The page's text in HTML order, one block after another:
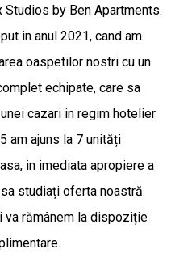
Studios by Ben Apartments.
in anul 2021, cand am
oaspetilor nostri cu un
echipate, care sa
cazari in regim hotelier
am ajuns la 7 unități
in imediata apropiere a
studiați oferta noastră
rămânem la dispoziție